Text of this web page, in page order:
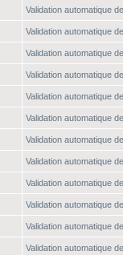
Validation automatique
Validation automatique
Validation automatique
Validation automatique
Validation automatique
Validation automatique
Validation automatique
Validation automatique
Validation automatique
Validation automatique
Validation automatique
Validation automatique